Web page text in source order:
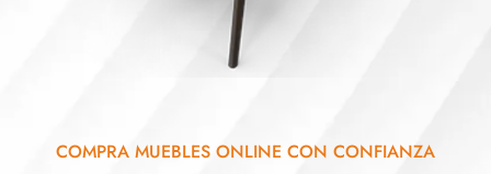
COMPRA MUEBLES ONLINE CON CONFIANZA